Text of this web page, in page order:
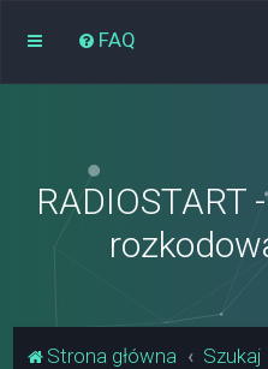
FAQ
RADIOSTART
Strona główna Szukaj